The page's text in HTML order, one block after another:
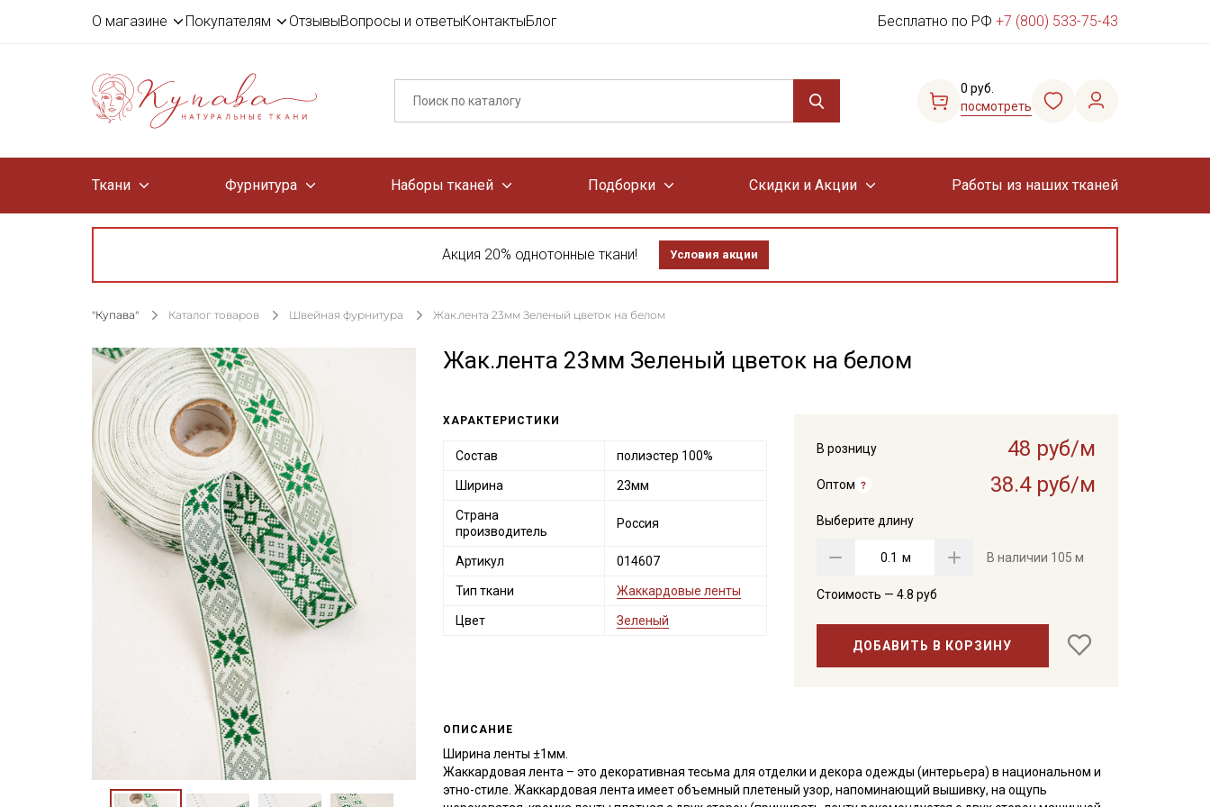
О магазине Покупателям ОтзывыВопросы и ответыКонтактыБлог Бесплатно по РФ +7 (800) 533-75-43
0 руб.
посмотреть
Ткани Фурнитура Наборы тканей Подборки Скидки и Акции Работы из наших тканей
Акция 20% однотонные ткани! Условия акции
"Купава" Каталог товаров Швейная фурнитура Жак.лента 23мм Зеленый цветок на белом
Жак.лента 23мм Зеленый цветок на белом
В розницу 48 руб/м
Оптом 38.4 руб/м
Выберите длину
м В наличии 105 м
Стоимость — 4.8 руб
ДОБАВИТЬ В КОРЗИНУ
ХАРАКТЕРИСТИКИ
Состав полиэстер 100%
Ширина 23мм
Страна
производитель
Россия
Артикул 014607
Тип ткани Жаккардовые ленты
Цвет Зеленый
ОПИСАНИЕ
Ширина ленты ±1мм.
Жаккардовая лента – это декоративная тесьма для отделки и декора одежды (интерьера) в национальном и
этно-стиле. Жаккардовая лента имеет объемный плетеный узор, напоминающий вышивку, на ощупь